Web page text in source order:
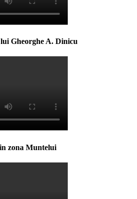
Gheorghe A. Dinicu
zona Muntelui